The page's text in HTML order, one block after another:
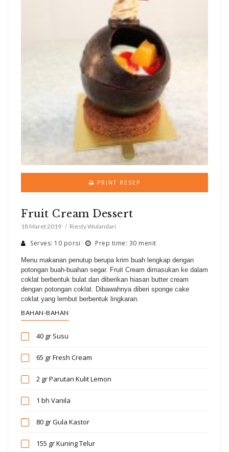
PRINT RESEP
Fruit Cream Dessert
18 Maret 2019 Riesty Wulandari
Serves: 10 porsi Prep time: 30 menit
Menu makanan penutup berupa krim buah lengkap dengan
potongan buah-buahan segar. Fruit Cream dimasukan ke dalam
coklat berbentuk bulat dan diberikan hiasan butter cream
dengan potongan coklat. Dibawahnya diberi sponge cake
coklat yang lembut berbentuk lingkaran.
BAHAN-BAHAN
40 gr Susu
65 grFresh Cream
2 grParutan Kulit Lemon
1 bh Vanila
80 grGula Kastor
155 grKuning Telur